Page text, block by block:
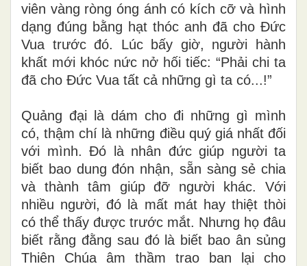
viên vàng ròng óng ánh có kích cỡ và hình
dạng đúng bằng hạt thóc anh đã cho Đức
Vua trước đó. Lúc bấy giờ, người hành
khất mới khóc nức nở hối tiếc: “Phải chi ta
đã cho Đức Vua tất cả những gì ta có...!”
Quảng đại là dám cho đi những gì mình
có, thậm chí là những điều quý giá nhất đối
với mình. Đó là nhân đức giúp người ta
biết bao dung đón nhận, sẵn sàng sẻ chia
và thành tâm giúp đỡ người khác. Với
nhiều người, đó là mất mát hay thiệt thòi
có thể thấy được trước mắt. Nhưng họ đâu
biết rằng đằng sau đó là biết bao ân sủng
Thiên Chúa âm thầm trao ban lại cho